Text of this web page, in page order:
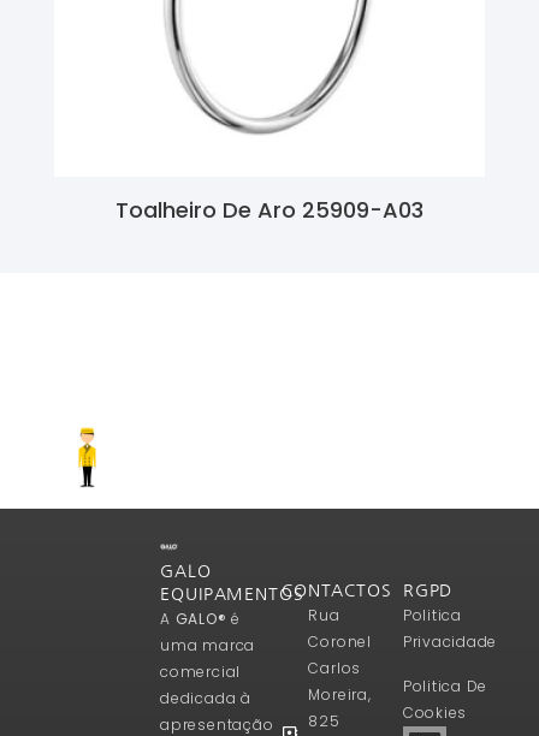
Toalheiro De Aro 25909-A03
GALO
EQUIPAMENTOS
A GALO® é
uma marca
comercial
dedicada à
apresentação
CONTACTOS
Rua
Coronel
Carlos
Moreira,
825
RGPD
Politica
Privacidade
Politica De
Cookies